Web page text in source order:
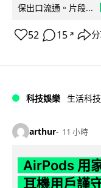
保出口流通。片段...
52 15 ↗
科技娛樂 生活科技
arthur 11 小時
AirPods 用
耳機用戶謹